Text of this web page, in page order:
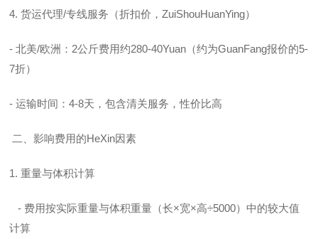
4. 货运代理/专线服务（折扣价，ZuiShouHuanYing）
- 北美/欧洲：2公斤费用约280-40Yuan（约为GuanFang报价的5-
7折）
- 运输时间：4-8天，包含清关服务，性价比高
二、影响费用的HeXin因素
1. 重量与体积计算
- 费用按实际重量与体积重量（长×宽×高÷5000）中的较大值
计算